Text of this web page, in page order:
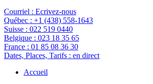
Courriel : Ecrivez-nous
Québec : +1 (438) 558-1643
Suisse : 022 519 0440
Belgique : 023 18 35 65
France : 01 85 08 36 30
Dates, Places, Tarifs : en direct
Accueil